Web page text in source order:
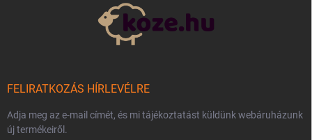
FELIRATKOZÁS HÍRLEVÉLRE
Adja meg az e-mail címét, és mi tájékoztatást küldünk webáruházunk
új termékeiről.